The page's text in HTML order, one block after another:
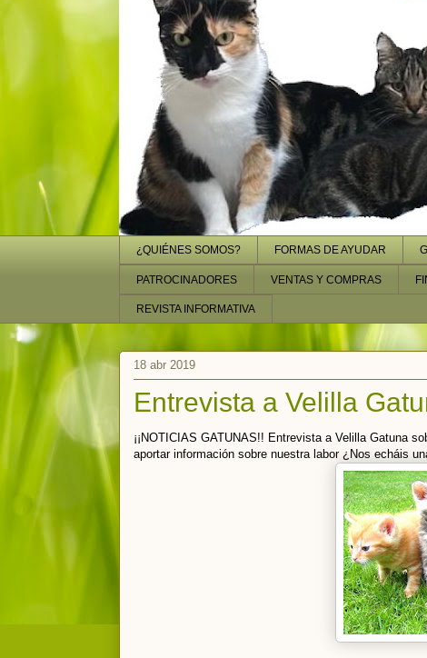
¿QUIÉNES SOMOS? FORMAS DE AYUDAR
PATROCINADORES VENTAS Y COMPRAS
REVISTA INFORMATIVA
18 abr 2019
Entrevista a Velilla
¡¡NOTICIAS GATUNAS!! Entrevista a Velilla Gatuna
aportar información sobre nuestra labor ¿Nos echáis